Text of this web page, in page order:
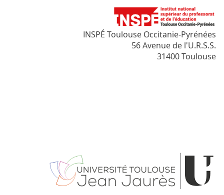
INSPÉ Toulouse Occitanie-Pyrénées
56 Avenue de l'U.R.S.S.
31400 Toulouse